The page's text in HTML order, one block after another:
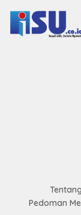
Pedoman